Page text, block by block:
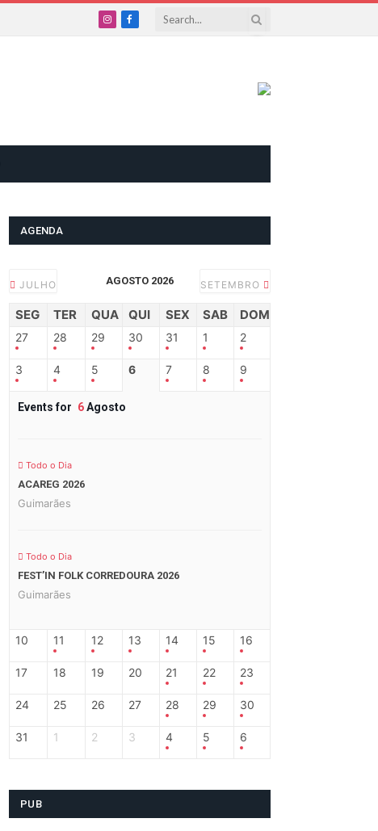
InstagramFacebook
AGENDA
JULHO AGOSTO 2026 SETEMBRO
SEG TER QUA QUI SEX SAB DOM
27 28 29 30 31 1 2
3 4 5 6 7 8 9
Events for 6Agosto
Todo o Dia
ACAREG 2026
Guimarães
Todo o Dia
FEST’IN FOLK CORREDOURA 2026
Guimarães
10 11 12 13 14 15 16
17 18 19 20 21 22 23
24 25 26 27 28 29 30
31 1 2 3 4 5 6
PUB